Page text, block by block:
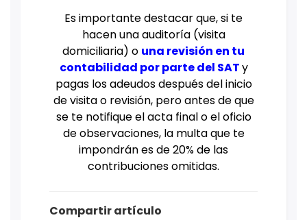
Es importante destacar que, si te
hacen una auditoría (visita
domiciliaria) o una revisión en tu
contabilidad por parte del SATy
pagas los adeudos después del inicio
de visita o revisión, pero antes de que
se te notifique el acta final o el oficio
de observaciones, la multa que te
impondrán es de 20% de las
contribuciones omitidas.
Compartir artículo